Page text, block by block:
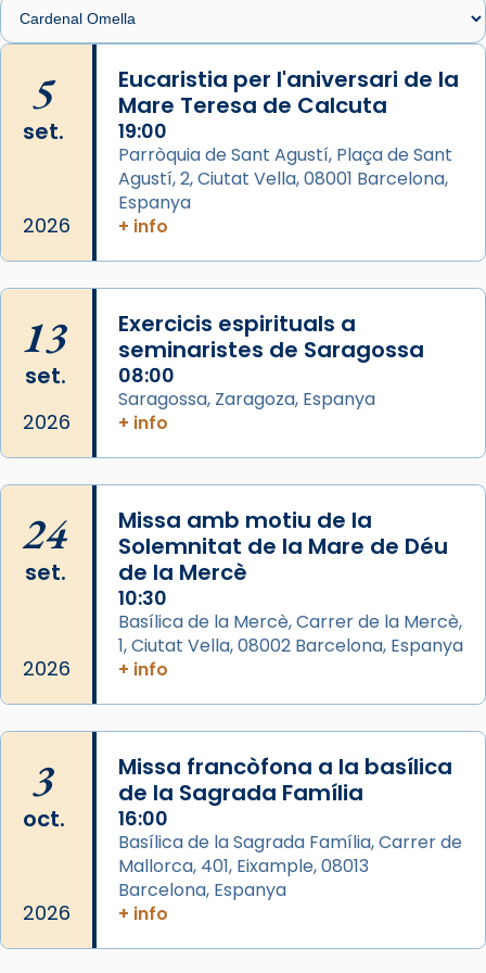
🔗
📸 J. Merino
Photo
View on Facebook ·
Arquebisbat de Barcelona
de Barcelona.
2 weeks ago
comitè organitzador de la visita apostòlica
del Sant Pare Lleó XIV a Barcelona, i als
col·laboradors, a la Catedral de Barcelona.
L’arquebisbe de Barcelona, el cardenal Joan
📸 Dr. G. Simón
Photo
View on Facebook ·
Arquebisbat de Barcelona
Memòria de les santes Juliana i
Semproniana, verges i màrtirs.
Acompanyant la història de sant Cugat, a
partir de l’Edat Mitjana sorgeix la tradició
que les santes Juliana (“relatiu a Júlia”) i
Semproniana (“relatiu a Semprònia =
eterna”) són deixebles seves. I l’any 1667, el
frare Joan Gaspar Roig, afirma en una obra
que les santes són filles de l’antiga Iluro.
5
set.
2026
Eucaristia per l'aniversari de la
Mare Teresa de Calcuta
19:00
Parròquia de Sant Agustí, Plaça de Sant
Agustí, 2, Ciutat Vella, 08001 Barcelona,
Espanya
+ info
13
set.
2026
Exercicis espirituals a
seminaristes de Saragossa
08:00
Saragossa, Zaragoza, Espanya
+ info
24
set.
2026
Missa amb motiu de la
Solemnitat de la Mare de Déu
de la Mercè
10:30
Basílica de la Mercè, Carrer de la Mercè,
1, Ciutat Vella, 08002 Barcelona, Espanya
+ info
3
oct.
2026
Missa francòfona a la basílica
de la Sagrada Família
16:00
Basílica de la Sagrada Família, Carrer de
Mallorca, 401, Eixample, 08013
Barcelona, Espanya
+ info